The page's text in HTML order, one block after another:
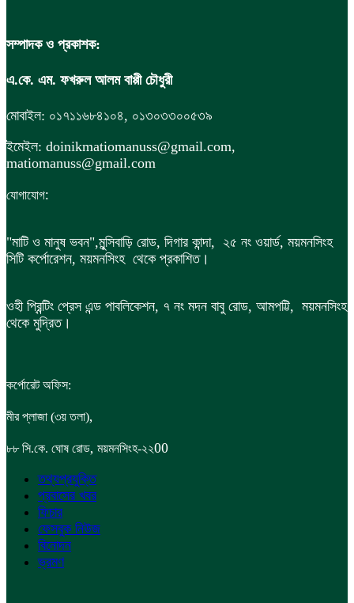
সম্পাদক ও প্রকাশক:
এ.কে. এম. ফখরুল আলম বাপ্পী চৌধুরী
মোবাইল: ০১৭১১৬৮৪১০৪, ০১৩০৩৩০০৫৩৯
ইমেইল: doinikmatiomanuss@gmail.com,
matiomanuss@gmail.com
যোগাযোগ:
"মাটি ও মানুষ ভবন",মুন্সিবাড়ি রোড, দিগার কান্দা, ২৫ নং ওয়ার্ড, ময়মনসিংহ
সিটি কর্পোরেশন, ময়মনসিংহ থেকে প্রকাশিত।
ওহী প্রিন্টিং প্রেস এন্ড পাবলিকেশন, ৭ নং মদন বাবু রোড, আমপট্টি, ময়মনসিংহ
থেকে মুদ্রিত।
কর্পোরেট অফিস:
মীর প্লাজা (৩য় তলা),
৮৮ সি.কে. ঘোষ রোড, ময়মনসিংহ-২২00
তথ্যপ্রযুক্তি
প্রবাসের খবর
ফিচার
ফেসবুক নিউজ
বিনোদন
ভ্রমণ